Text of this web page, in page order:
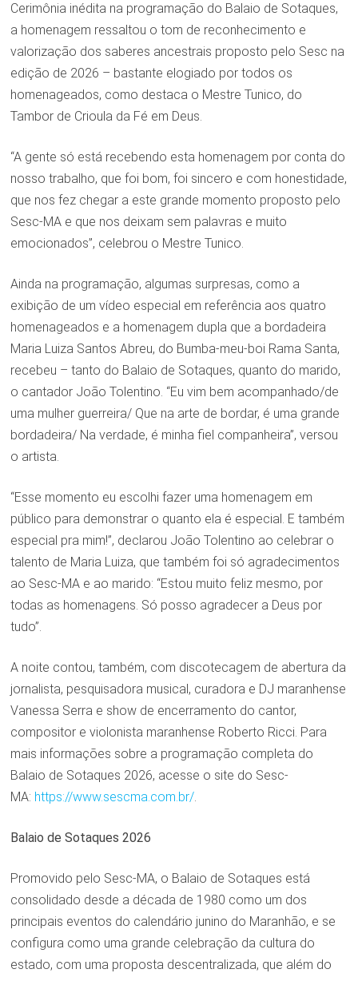
Cerimônia inédita na programação do Balaio de Sotaques,
a homenagem ressaltou o tom de reconhecimento e
valorização dos saberes ancestrais proposto pelo Sesc na
edição de 2026 – bastante elogiado por todos os
homenageados, como destaca o Mestre Tunico, do
Tambor de Crioula da Fé em Deus.
“A gente só está recebendo esta homenagem por conta do
nosso trabalho, que foi bom, foi sincero e com honestidade,
que nos fez chegar a este grande momento proposto pelo
Sesc-MA e que nos deixam sem palavras e muito
emocionados”, celebrou o Mestre Tunico.
Ainda na programação, algumas surpresas, como a
exibição de um vídeo especial em referência aos quatro
homenageados e a homenagem dupla que a bordadeira
Maria Luiza Santos Abreu, do Bumba-meu-boi Rama Santa,
recebeu – tanto do Balaio de Sotaques, quanto do marido,
o cantador João Tolentino. “Eu vim bem acompanhado/de
uma mulher guerreira/ Que na arte de bordar, é uma grande
bordadeira/ Na verdade, é minha fiel companheira”, versou
o artista.
“Esse momento eu escolhi fazer uma homenagem em
público para demonstrar o quanto ela é especial. E também
especial pra mim!”, declarou João Tolentino ao celebrar o
talento de Maria Luiza, que também foi só agradecimentos
ao Sesc-MA e ao marido: “Estou muito feliz mesmo, por
todas as homenagens. Só posso agradecer a Deus por
tudo”.
A noite contou, também, com discotecagem de abertura da
jornalista, pesquisadora musical, curadora e DJ maranhense
Vanessa Serra e show de encerramento do cantor,
compositor e violonista maranhense Roberto Ricci. Para
mais informações sobre a programação completa do
Balaio de Sotaques 2026, acesse o site do Sesc-
MA: https://www.sescma.com.br/.
Balaio de Sotaques 2026
Promovido pelo Sesc-MA, o Balaio de Sotaques está
consolidado desde a década de 1980 como um dos
principais eventos do calendário junino do Maranhão, e se
configura como uma grande celebração da cultura do
estado, com uma proposta descentralizada, que além do